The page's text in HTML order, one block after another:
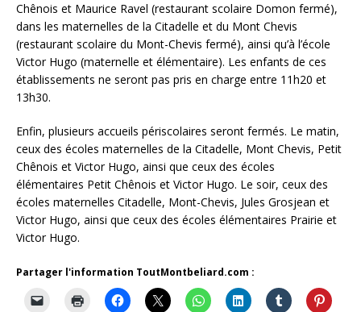
Chênois et Maurice Ravel (restaurant scolaire Domon fermé),
dans les maternelles de la Citadelle et du Mont Chevis
(restaurant scolaire du Mont-Chevis fermé), ainsi qu’à l’école
Victor Hugo (maternelle et élémentaire). Les enfants de ces
établissements ne seront pas pris en charge entre 11h20 et
13h30.
Enfin, plusieurs accueils périscolaires seront fermés. Le matin,
ceux des écoles maternelles de la Citadelle, Mont Chevis, Petit
Chênois et Victor Hugo, ainsi que ceux des écoles
élémentaires Petit Chênois et Victor Hugo. Le soir, ceux des
écoles maternelles Citadelle, Mont-Chevis, Jules Grosjean et
Victor Hugo, ainsi que ceux des écoles élémentaires Prairie et
Victor Hugo.
Partager l'information ToutMontbeliard.com :